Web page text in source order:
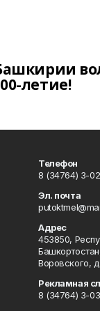
летие!
Телефон
8 (34764) 3-
Эл. почта
Адрес
453850,
Воровского,
Рекламная
8 (34764) 3-